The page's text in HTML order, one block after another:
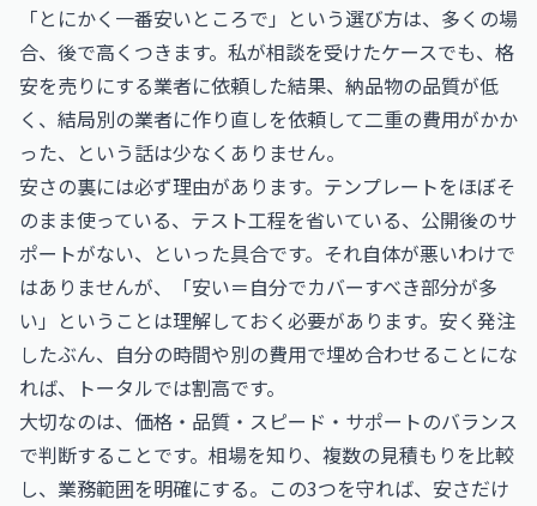
「とにかく一番安いところで」という選び方は、多くの場
合、後で高くつきます。私が相談を受けたケースでも、格
安を売りにする業者に依頼した結果、納品物の品質が低
く、結局別の業者に作り直しを依頼して二重の費用がかか
った、という話は少なくありません。
安さの裏には必ず理由があります。テンプレートをほぼそ
のまま使っている、テスト工程を省いている、公開後のサ
ポートがない、といった具合です。それ自体が悪いわけで
はありませんが、「安い＝自分でカバーすべき部分が多
い」ということは理解しておく必要があります。安く発注
したぶん、自分の時間や別の費用で埋め合わせることにな
れば、トータルでは割高です。
大切なのは、価格・品質・スピード・サポートのバランス
で判断することです。相場を知り、複数の見積もりを比較
し、業務範囲を明確にする。この3つを守れば、安さだけ